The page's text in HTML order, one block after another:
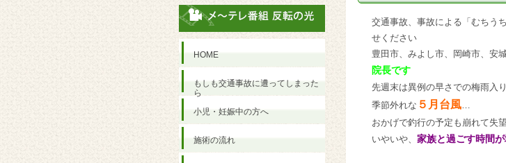
交通事故、事故による「むちう
せください
豊田市、みよし市、岡崎市、安
院長です
先週末は異例の早さでの梅雨入
季節外れな ５月台風…
おかげで釣行の予定も崩れて失
いやいや、 家族と過ごす時間
HOME
もしも交通事故に遭ってしまった
ら
小児・妊娠中の方へ
施術の流れ